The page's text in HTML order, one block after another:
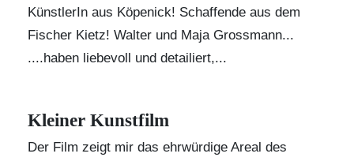
KünstlerIn aus Köpenick! Schaffende aus dem
Fischer Kietz! Walter und Maja Grossmann...
....haben liebevoll und detailiert,...
Kleiner Kunstfilm
Der Film zeigt mir das ehrwürdige Areal des